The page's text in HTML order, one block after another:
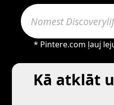
* Pintere.com ļauj
Kā atklāt